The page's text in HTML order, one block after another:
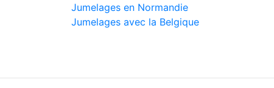
Jumelages en Normandie
Jumelages avec la Belgique